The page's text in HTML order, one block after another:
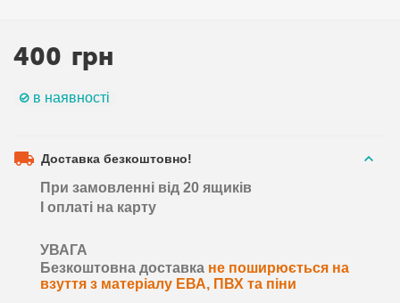
400 грн
в наявності
Доставка безкоштовно!
При замовленні від 20 ящиків
І оплаті на карту
УВАГА
Безкоштовна доставка не поширюється на
взуття з матеріалу ЕВА, ПВХ та піни